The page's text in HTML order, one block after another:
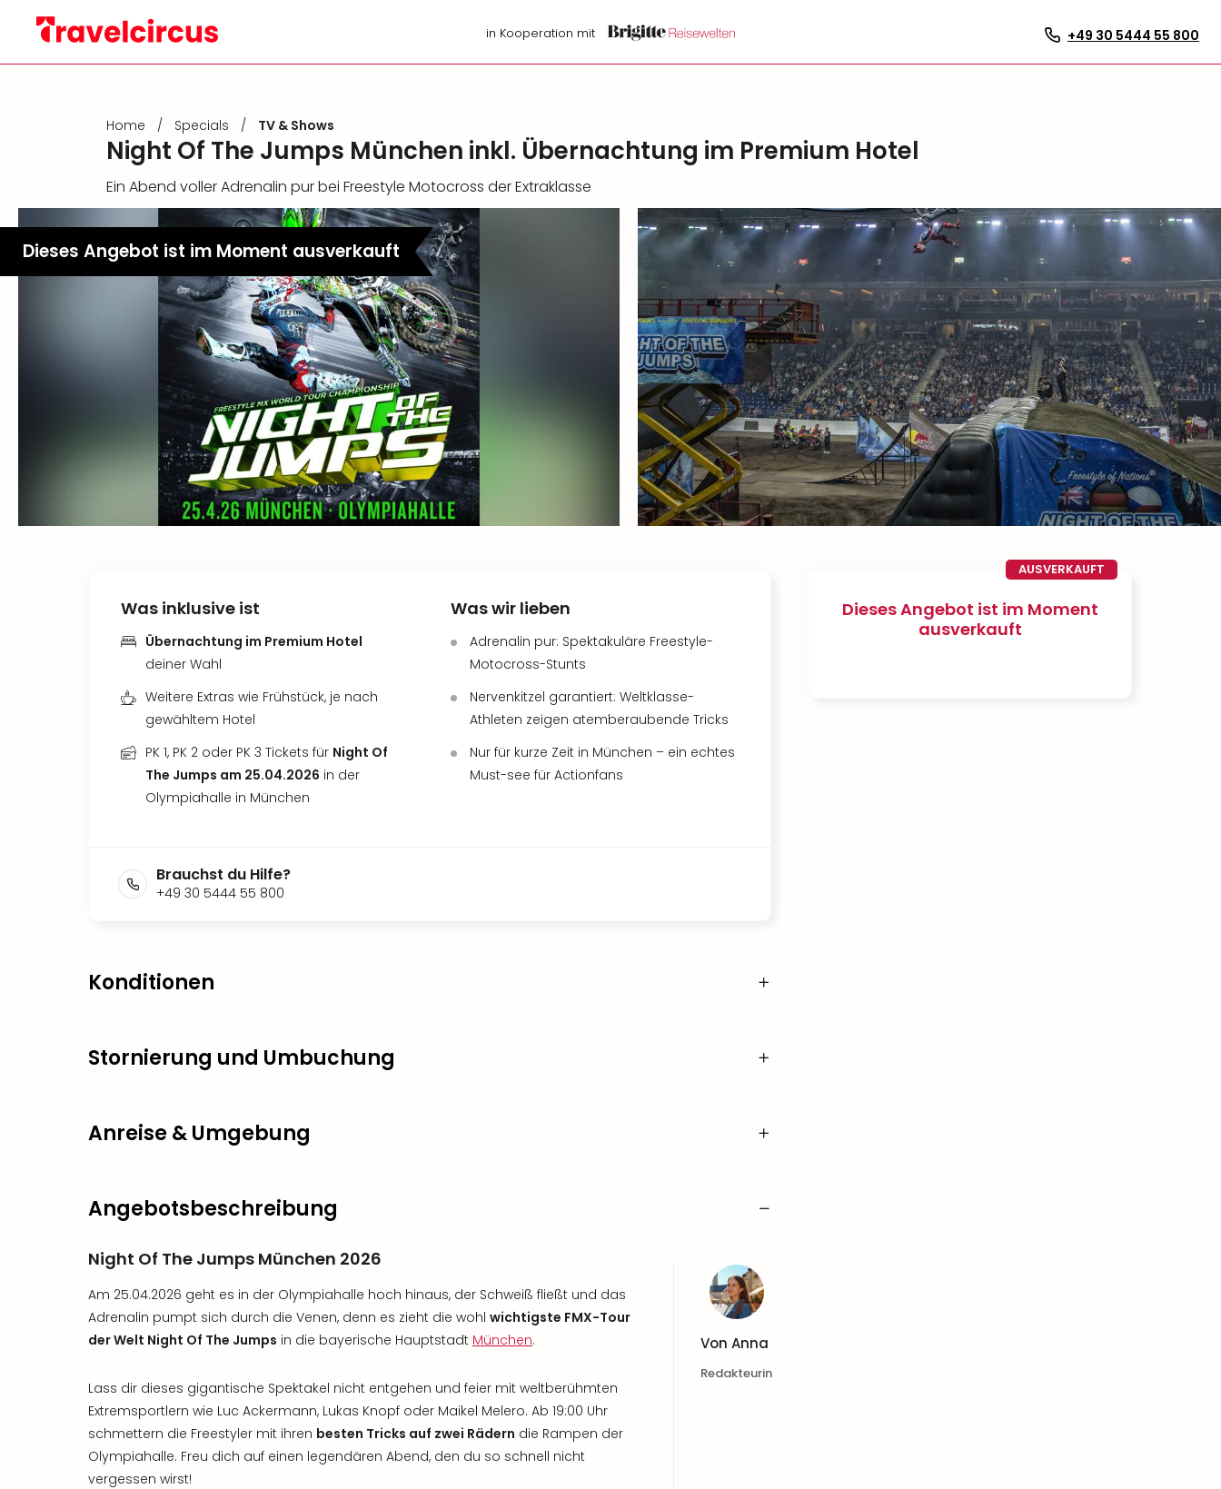
in Kooperation mit +49 30 5444 55 800
Home / Specials / TV & Shows
Night Of The Jumps München inkl. Übernachtung im Premium Hotel
Ein Abend voller Adrenalin pur bei Freestyle Motocross der Extraklasse
Dieses Angebot ist im Moment ausverkauft
AUSVERKAUFT
Dieses Angebot ist im Moment
ausverkauft
Was inklusive ist
Übernachtung im Premium Hotel
deiner Wahl
Weitere Extras wie Frühstück, je nach
gewähltem Hotel
PK 1, PK 2 oder PK 3 Tickets für Night Of
The Jumps am 25.04.2026 in der
Olympiahalle in München
Was wir lieben
Adrenalin pur: Spektakuläre Freestyle-
Motocross-Stunts
Nervenkitzel garantiert: Weltklasse-
Athleten zeigen atemberaubende Tricks
Nur für kurze Zeit in München – ein echtes
Must-see für Actionfans
Brauchst du Hilfe?
+49 30 5444 55 800
Konditionen
Stornierung und Umbuchung
Anreise & Umgebung
Angebotsbeschreibung
Night Of The Jumps München 2026
Am 25.04.2026 geht es in der Olympiahalle hoch hinaus, der Schweiß fließt und das
Adrenalin pumpt sich durch die Venen, denn es zieht die wohl wichtigste FMX-Tour
der Welt Night Of The Jumps in die bayerische Hauptstadt München.
Lass dir dieses gigantische Spektakel nicht entgehen und feier mit weltberühmten
Extremsportlern wie Luc Ackermann, Lukas Knopf oder Maikel Melero. Ab 19:00 Uhr
schmettern die Freestyler mit ihren besten Tricks auf zwei Rädern die Rampen der
Olympiahalle. Freu dich auf einen legendären Abend, den du so schnell nicht
vergessen wirst!
Von Anna
Redakteurin